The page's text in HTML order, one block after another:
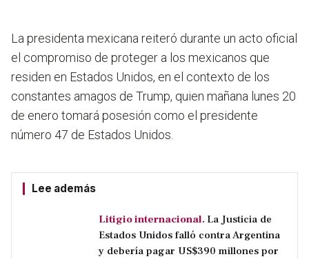
La presidenta mexicana reiteró durante un acto oficial
el compromiso de proteger a los mexicanos que
residen en Estados Unidos, en el contexto de los
constantes amagos de Trump, quien mañana lunes 20
de enero tomará posesión como el presidente
número 47 de Estados Unidos.
Lee además
Litigio internacional. La Justicia de
Estados Unidos falló contra Argentina
y debería pagar US$390 millones por